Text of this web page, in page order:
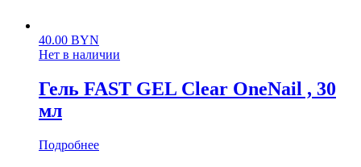
40.00 BYN
Нет в наличии
Гель FAST GEL Clear OneNail , 30
мл
Подробнее